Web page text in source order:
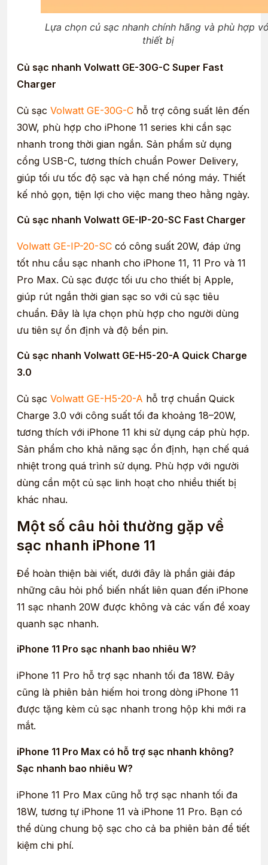
Lựa chọn củ sạc nhanh chính hãng và phù hợp
thiết bị
Củ sạc nhanh Volwatt GE-30G-C Super Fast
Charger
Củ sạc Volwatt GE-30G-C hỗ trợ công suất lên đến
30W, phù hợp cho iPhone 11 series khi cần sạc
nhanh trong thời gian ngắn. Sản phẩm sử dụng
cổng USB-C, tương thích chuẩn Power Delivery,
giúp tối ưu tốc độ sạc và hạn chế nóng máy. Thiết
kế nhỏ gọn, tiện lợi cho việc mang theo hằng ngày.
Củ sạc nhanh Volwatt GE-IP-20-SC Fast Charger
Volwatt GE-IP-20-SC có công suất 20W, đáp ứng
tốt nhu cầu sạc nhanh cho iPhone 11, 11 Pro và 11
Pro Max. Củ sạc được tối ưu cho thiết bị Apple,
giúp rút ngắn thời gian sạc so với củ sạc tiêu
chuẩn. Đây là lựa chọn phù hợp cho người dùng
ưu tiên sự ổn định và độ bền pin.
Củ sạc nhanh Volwatt GE-H5-20-A Quick Charge
3.0
Củ sạc Volwatt GE-H5-20-A hỗ trợ chuẩn Quick
Charge 3.0 với công suất tối đa khoảng 18–20W,
tương thích với iPhone 11 khi sử dụng cáp phù hợp.
Sản phẩm cho khả năng sạc ổn định, hạn chế quá
nhiệt trong quá trình sử dụng. Phù hợp với người
dùng cần một củ sạc linh hoạt cho nhiều thiết bị
khác nhau.
Một số câu hỏi thường gặp về
sạc nhanh iPhone 11
Để hoàn thiện bài viết, dưới đây là phần giải đáp
những câu hỏi phổ biến nhất liên quan đến iPhone
11 sạc nhanh 20W được không và các vấn đề xoay
quanh sạc nhanh.
iPhone 11 Pro sạc nhanh bao nhiêu W?
iPhone 11 Pro hỗ trợ sạc nhanh tối đa 18W. Đây
cũng là phiên bản hiếm hoi trong dòng iPhone 11
được tặng kèm củ sạc nhanh trong hộp khi mới ra
mắt.
iPhone 11 Pro Max có hỗ trợ sạc nhanh không?
Sạc nhanh bao nhiêu W?
iPhone 11 Pro Max cũng hỗ trợ sạc nhanh tối đa
18W, tương tự iPhone 11 và iPhone 11 Pro. Bạn có
thể dùng chung bộ sạc cho cả ba phiên bản để tiết
kiệm chi phí.